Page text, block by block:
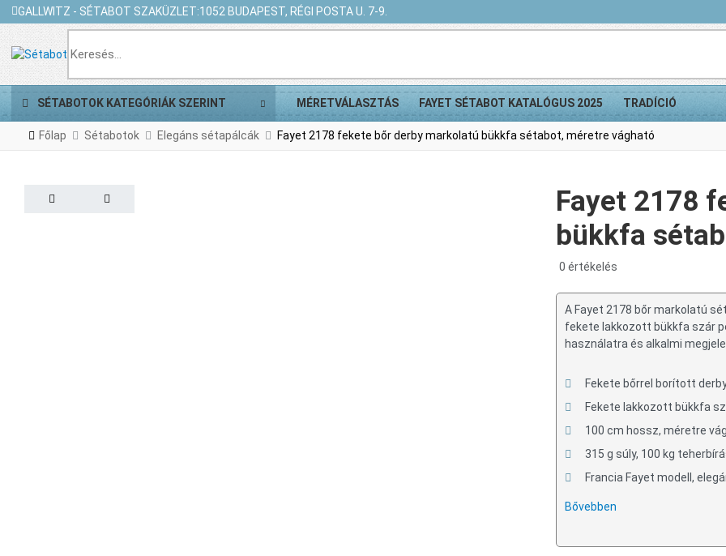
GALLWITZ - SÉTABOT SZAKÜZLET:1052 BUDAPEST, RÉGI POSTA U. 7-9.
SÉTABOTOK KATEGÓRIÁK SZERINT MÉRETVÁLASZTÁS FAYET SÉTABOT KATALÓGUS 2025 TRADÍCIÓ
Főlap Sétabotok Elegáns sétapálcák Fayet 2178 fekete bőr derby markolatú bükkfa sétabot, méretre vágható
Fayet 2178
bükkfa
0 értékelés
A Fayet 2178 bőr markolatú
fekete lakkozott bükkfa szár
használatra és alkalmi
Fekete bőrrel borított
Fekete lakkozott bükkfa
100 cm hossz, méretre
315 g súly, 100 kg
Francia Fayet modell,
Bővebben